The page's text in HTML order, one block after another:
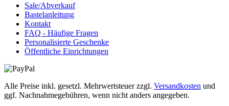
Sale/Abverkauf
Bastelanleitung
Kontakt
FAQ - Häufige Fragen
Personalisierte Geschenke
Öffentliche Einrichtungen
Alle Preise inkl. gesetzl. Mehrwertsteuer zzgl. Versandkosten und
ggf. Nachnahmegebühren, wenn nicht anders angegeben.